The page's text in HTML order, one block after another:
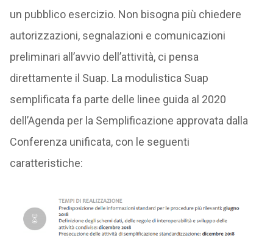
un pubblico esercizio. Non bisogna più chiedere
autorizzazioni, segnalazioni e comunicazioni
preliminari all’avvio dell’attività, ci pensa
direttamente il Suap. La modulistica Suap
semplificata fa parte delle linee guida al 2020
dell’Agenda per la Semplificazione approvata dalla
Conferenza unificata, con le seguenti
caratteristiche: